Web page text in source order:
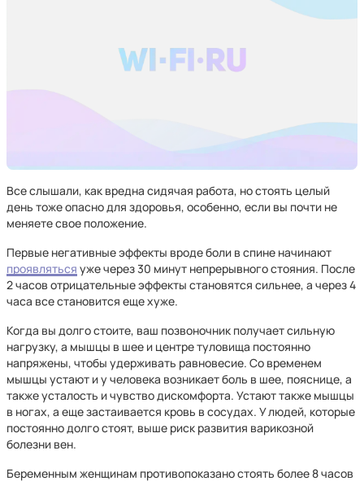
Все слышали, как вредна сидячая работа, но стоять целый
день тоже опасно для здоровья, особенно, если вы почти не
меняете свое положение.
Первые негативные эффекты вроде боли в спине начинают
проявляться уже через 30 минут непрерывного стояния. После
2 часов отрицательные эффекты становятся сильнее, а через 4
часа все становится еще хуже.
Когда вы долго стоите, ваш позвоночник получает сильную
нагрузку, а мышцы в шее и центре туловища постоянно
напряжены, чтобы удерживать равновесие. Со временем
мышцы устают и у человека возникает боль в шее, пояснице, а
также усталость и чувство дискомфорта. Устают также мышцы
в ногах, а еще застаивается кровь в сосудах. У людей, которые
постоянно долго стоят, выше риск развития варикозной
болезни вен.
Беременным женщинам противопоказано стоять более 8 часов